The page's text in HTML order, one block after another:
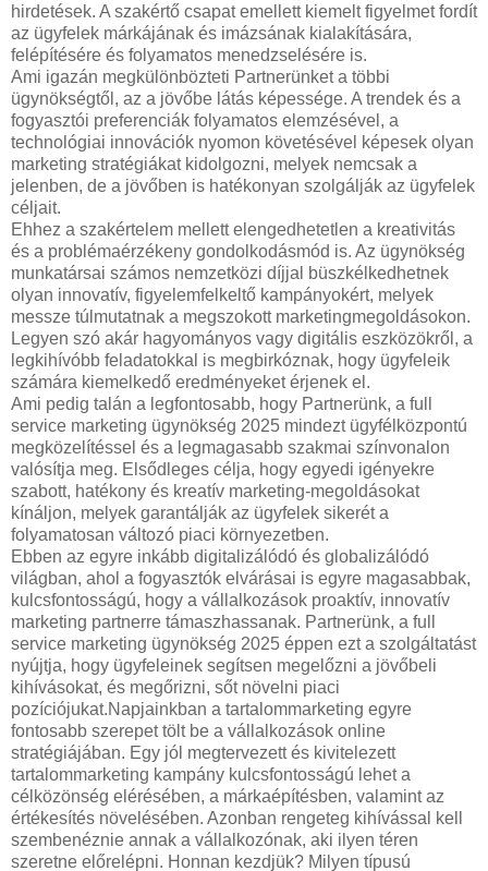
hirdetések. A szakértő csapat emellett kiemelt figyelmet fordít
az ügyfelek márkájának és imázsának kialakítására,
felépítésére és folyamatos menedzselésére is.
Ami igazán megkülönbözteti Partnerünket a többi
ügynökségtől, az a jövőbe látás képessége. A trendek és a
fogyasztói preferenciák folyamatos elemzésével, a
technológiai innovációk nyomon követésével képesek olyan
marketing stratégiákat kidolgozni, melyek nemcsak a
jelenben, de a jövőben is hatékonyan szolgálják az ügyfelek
céljait.
Ehhez a szakértelem mellett elengedhetetlen a kreativitás
és a problémaérzékeny gondolkodásmód is. Az ügynökség
munkatársai számos nemzetközi díjjal büszkélkedhetnek
olyan innovatív, figyelemfelkeltő kampányokért, melyek
messze túlmutatnak a megszokott marketingmegoldásokon.
Legyen szó akár hagyományos vagy digitális eszközökről, a
legkihívóbb feladatokkal is megbirkóznak, hogy ügyfeleik
számára kiemelkedő eredményeket érjenek el.
Ami pedig talán a legfontosabb, hogy Partnerünk, a full
service marketing ügynökség 2025 mindezt ügyfélközpontú
megközelítéssel és a legmagasabb szakmai színvonalon
valósítja meg. Elsődleges célja, hogy egyedi igényekre
szabott, hatékony és kreatív marketing-megoldásokat
kínáljon, melyek garantálják az ügyfelek sikerét a
folyamatosan változó piaci környezetben.
Ebben az egyre inkább digitalizálódó és globalizálódó
világban, ahol a fogyasztók elvárásai is egyre magasabbak,
kulcsfontosságú, hogy a vállalkozások proaktív, innovatív
marketing partnerre támaszhassanak. Partnerünk, a full
service marketing ügynökség 2025 éppen ezt a szolgáltatást
nyújtja, hogy ügyfeleinek segítsen megelőzni a jövőbeli
kihívásokat, és megőrizni, sőt növelni piaci
pozíciójukat.Napjainkban a tartalommarketing egyre
fontosabb szerepet tölt be a vállalkozások online
stratégiájában. Egy jól megtervezett és kivitelezett
tartalommarketing kampány kulcsfontosságú lehet a
célközönség elérésében, a márkaépítésben, valamint az
értékesítés növelésében. Azonban rengeteg kihívással kell
szembenéznie annak a vállalkozónak, aki ilyen téren
szeretne előrelépni. Honnan kezdjük? Milyen típusú